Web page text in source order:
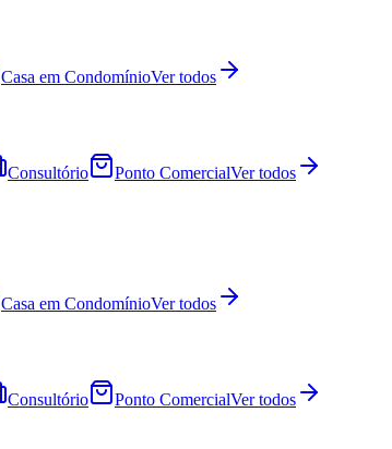
Casa em CondomínioVer todos
Consultório Ponto ComercialVer todos
Casa em CondomínioVer todos
Consultório Ponto ComercialVer todos